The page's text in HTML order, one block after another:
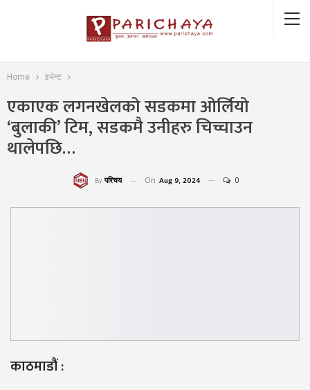
Home इभेन्ट
एकाएक लगनखेलको सडकमा ओर्लियो
‘बुलाकी’ टिम, सडकमै उनीहरु चिच्चाउन
थालेपछि…
By परिचय On Aug 9, 2024 0
काठमाडौं :